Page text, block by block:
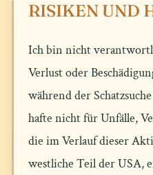
RISIKEN UND
Ich bin nicht
Verlust oder
während der
hafte nicht für Unfälle,
die im Verlauf dieser
westliche Teil der USA,